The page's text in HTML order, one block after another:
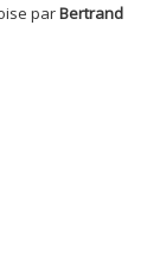
parBertrand